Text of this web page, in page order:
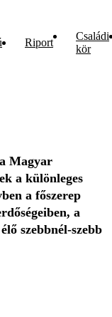
Riport
Családi
kör
Magyar
a különleges
a főszerep
a
szebbnél-szebb